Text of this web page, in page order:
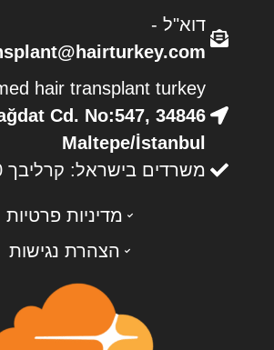
דוא"ל -
hair transplant turkey
Cd. No:547, 34846
Maltepe/İstanbul
משרדים בישראל: קרליבך 10 תל אביב
מדיניות פרטיות
הצהרת נגישות